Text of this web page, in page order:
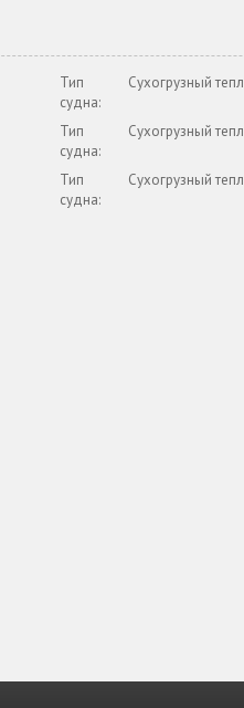
Тип
судна:
Сухогрузный
Тип
судна:
Сухогрузный
Тип
судна:
Сухогрузный